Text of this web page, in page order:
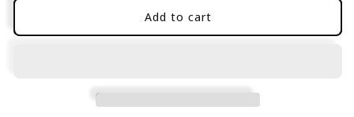
D56X
D56X
Add to cart